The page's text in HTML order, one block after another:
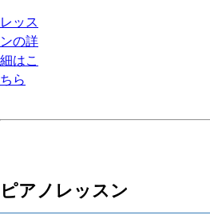
レッス
ンの詳
細はこ
ちら
ピアノレッスン